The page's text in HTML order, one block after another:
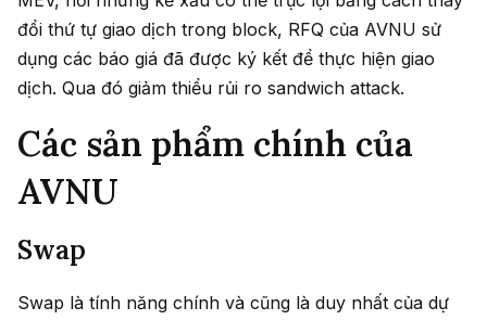
đổi thứ tự giao dịch trong block, RFQ của AVNU sử
dụng các báo giá đã được ký kết để thực hiện giao
dịch. Qua đó giảm thiểu rủi ro sandwich attack.
Các sản phẩm chính của
AVNU
Swap
Swap là tính năng chính và cũng là duy nhất của dự